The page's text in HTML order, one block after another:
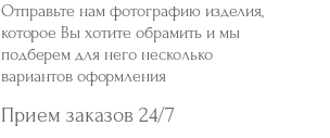
Отправьте нам фотографию изделия,
которое Вы хотите обрамить и мы
подберем для него несколько
вариантов оформления
Прием заказов 24/7